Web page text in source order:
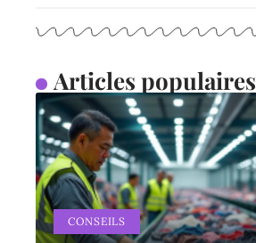
Articles populaires
CONSEILS